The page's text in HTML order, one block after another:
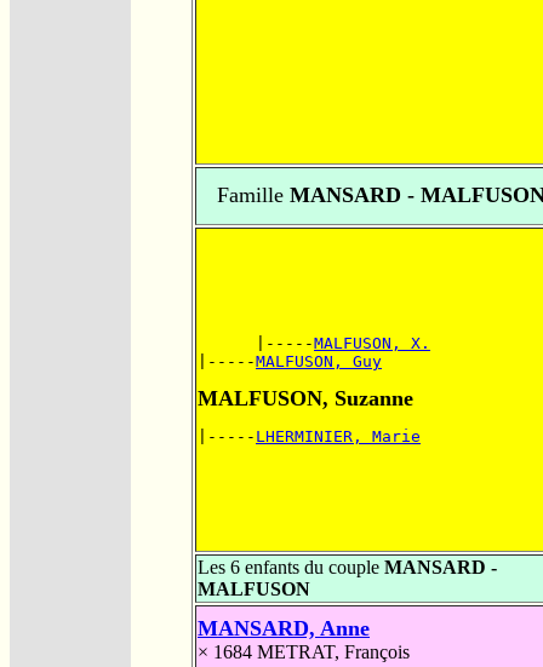
Famille MANSARD -
      |-----
MALFUSON, X.
|-----MALFUSON, Guy
MALFUSON, Suzanne
|----- LHERMINIER, Marie
Les 6 enfants du couple MANSARD -
MALFUSON
MANSARD, Anne
× 1684 METRAT, François